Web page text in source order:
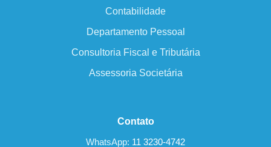
Contabilidade
Departamento Pessoal
Consultoria Fiscal e Tributária
Assessoria Societária
Contato
WhatsApp: 11 3230-4742